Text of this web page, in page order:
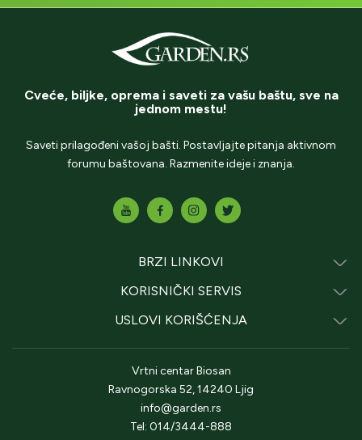
Cveće, biljke, oprema i saveti za vašu baštu, sve na
jednom mestu!
Saveti prilagođeni vašoj bašti. Postavljajte pitanja aktivnom
forumu baštovana. Razmenite ideje i znanja.
BRZI LINKOVI
KORISNIČKI SERVIS
USLOVI KORIŠĆENJA
Vrtni centar Biosan
Ravnogorska 52, 14240 Ljig
info@garden.rs
Tel: 014/3444-888